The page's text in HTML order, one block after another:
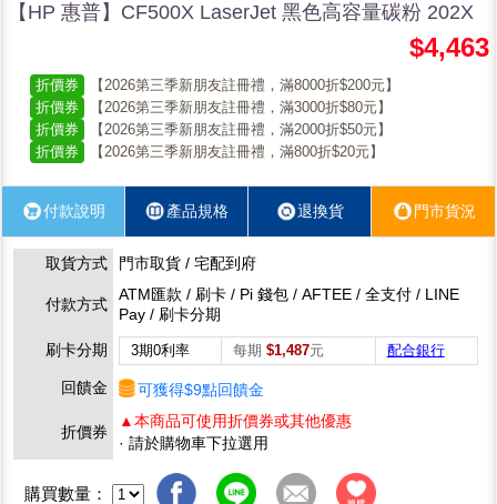
【HP 惠普】CF500X LaserJet 黑色高容量碳粉 202X
$4,463
折價券
【2026第三季新朋友註冊禮，滿8000折$200元】
折價券
【2026第三季新朋友註冊禮，滿3000折$80元】
折價券
【2026第三季新朋友註冊禮，滿2000折$50元】
折價券
【2026第三季新朋友註冊禮，滿800折$20元】
付款說明 產品規格 退換貨 門市貨況
取貨方式 門市取貨 / 宅配到府
付款方式
ATM匯款 / 刷卡 / Pi 錢包 / AFTEE / 全支付 / LINE
Pay / 刷卡分期
刷卡分期
3期0利率 每期 $1,487元 配合銀行
回饋金 可獲得$9點回饋金
折價券
▲本商品可使用折價券或其他優惠
· 請於購物車下拉選用
購買數量：